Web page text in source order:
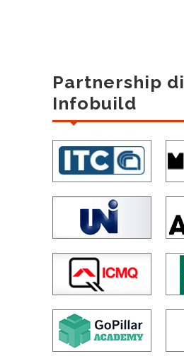
Partnership di
Infobuild